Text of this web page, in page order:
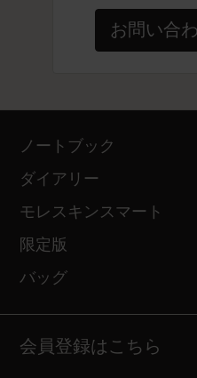
お問い合
ノートブック
ダイアリー
モレスキンスマート
限定版
バッグ
会員登録はこちら